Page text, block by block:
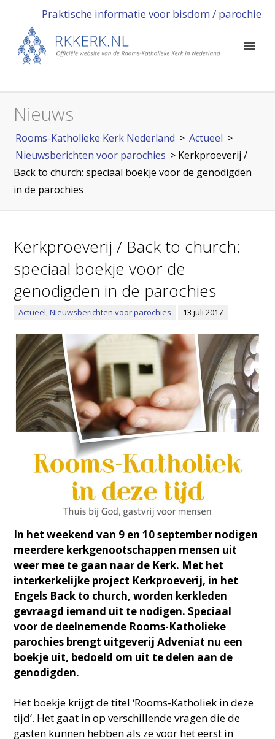
Praktische informatie voor bisdom / parochie
Nieuws
Rooms-Katholieke Kerk Nederland > Actueel >
Nieuwsberichten voor parochies > Kerkproeverij /
Back to church: speciaal boekje voor de genodigden
in de parochies
Kerkproeverij / Back to church:
speciaal boekje voor de
genodigden in de parochies
Actueel,Nieuwsberichten voor parochies 13 juli 2017
In het weekend van 9 en 10 september nodigen
meerdere kerkgenootschappen mensen uit
weer mee te gaan naar de Kerk. Met het
interkerkelijke project Kerkproeverij, in het
Engels Back to church, worden kerkleden
gevraagd iemand uit te nodigen. Speciaal
voor de deelnemende Rooms-Katholieke
parochies brengt uitgeverij Adveniat nu een
boekje uit, bedoeld om uit te delen aan de
genodigden.
Het boekje krijgt de titel ‘Rooms-Katholiek in deze
tijd’. Het gaat in op verschillende vragen die de
gasten kunnen hebben als ze voor het eerst in